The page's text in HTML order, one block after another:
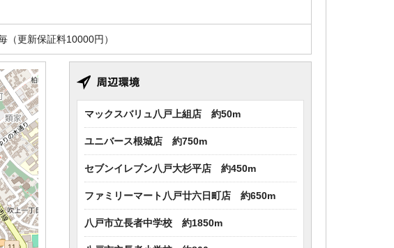
更新保証料10000円）
マックスバリュ八戸上組店 約50m
ユニバース根城店 約750m
セブンイレブン八戸大杉平店 約450m
ファミリーマート八戸廿六日町店 約650m
八戸市立長者中学校 約1850m